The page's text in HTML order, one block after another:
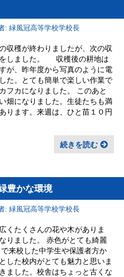
: 緑風冠高等学校学校長
収穫が終わりましたが、次の収
しました。 収穫後の耕地は
が、昨年度から写真のように電
た。とても簡単で楽しい作業で
フカになりました。 このあと
畑になりました。生徒たちも満
ります。来週は、ひと苗１０円
続きを読む
豊かな環境
: 緑風冠高等学校学校長
くたくさんの花や木がありま
りました。 赤色がとても綺麗
来校した中学生や保護者方か
した校内がとても魅力と思いま
ました。校舎はちょっと古くな